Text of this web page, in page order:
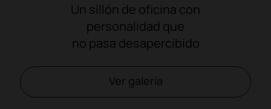
Un sillón de oficina con
personalidad que
no pasa desapercibido
Ver galería